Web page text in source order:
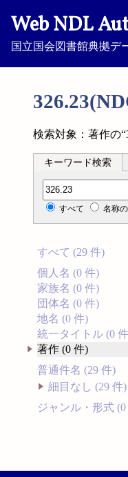
Web NDL
国立国会図書館典拠デ
検索対象：著作の
キーワード検索
分類記号検索
すべて 名称
すべて (29 件)
個人名 (0 件)
家族名 (0 件)
団体名 (0 件)
地名 (0 件)
統一タイトル (0
著作 (0 件)
普通件名 (29 件)
細目なし (29 件)
ジャンル・形式 (0